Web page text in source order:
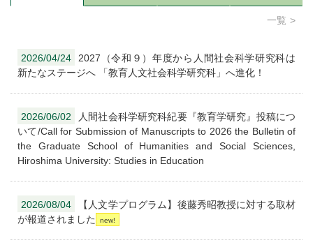
一覧
2026/04/24
2027（令和９）年度から人間社会科学研究科は
新たなステージへ 「教育人文社会科学研究科」へ進化！
2026/06/02
人間社会科学研究科紀要『教育学研究』投稿につ
いて/Call for Submission of Manuscripts to 2026 the Bulletin of
the Graduate School of Humanities and Social Sciences,
Hiroshima University: Studies in Education
2026/08/04
【人文学プログラム】後藤秀昭教授に対する取材
が報道されました